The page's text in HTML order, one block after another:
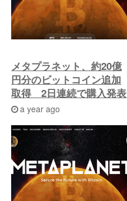
メタプラネット、約20億
円分のビットコイン追加
取得 2日連続で購入発表
a year ago